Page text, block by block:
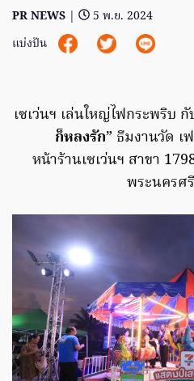
PR NEWS |
5 พ.ย. 2024
แบ่งปัน
เซเว่นฯ เล่นใหญ่ไฟกระพริบ กั
ก็หลงรัก” ธีมงานวัด
หน้าร้านเซเว่นฯ สาขา
พระนครศ